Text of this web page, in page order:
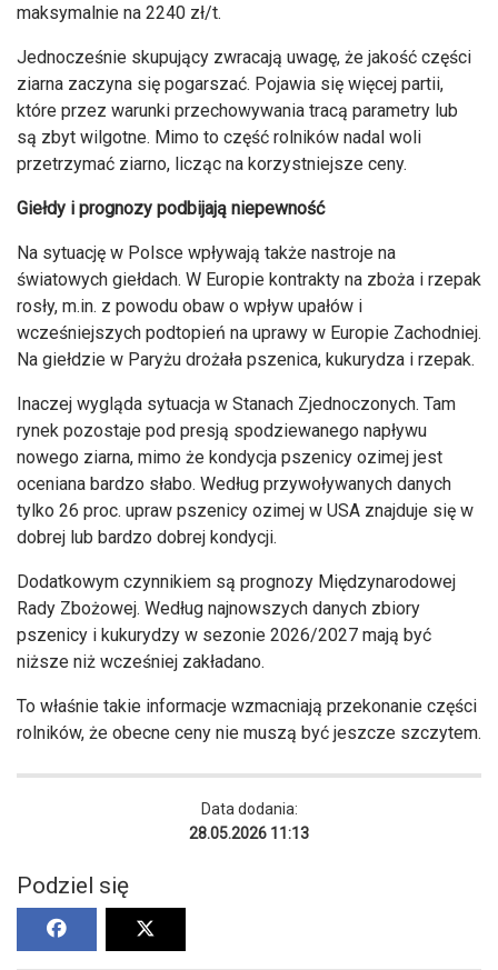
maksymalnie na 2240 zł/t.
Jednocześnie skupujący zwracają uwagę, że jakość części
ziarna zaczyna się pogarszać. Pojawia się więcej partii,
które przez warunki przechowywania tracą parametry lub
są zbyt wilgotne. Mimo to część rolników nadal woli
przetrzymać ziarno, licząc na korzystniejsze ceny.
Giełdy i prognozy podbijają niepewność
Na sytuację w Polsce wpływają także nastroje na
światowych giełdach. W Europie kontrakty na zboża i rzepak
rosły, m.in. z powodu obaw o wpływ upałów i
wcześniejszych podtopień na uprawy w Europie Zachodniej.
Na giełdzie w Paryżu drożała pszenica, kukurydza i rzepak.
Inaczej wygląda sytuacja w Stanach Zjednoczonych. Tam
rynek pozostaje pod presją spodziewanego napływu
nowego ziarna, mimo że kondycja pszenicy ozimej jest
oceniana bardzo słabo. Według przywoływanych danych
tylko 26 proc. upraw pszenicy ozimej w USA znajduje się w
dobrej lub bardzo dobrej kondycji.
Dodatkowym czynnikiem są prognozy Międzynarodowej
Rady Zbożowej. Według najnowszych danych zbiory
pszenicy i kukurydzy w sezonie 2026/2027 mają być
niższe niż wcześniej zakładano.
To właśnie takie informacje wzmacniają przekonanie części
rolników, że obecne ceny nie muszą być jeszcze szczytem.
Data dodania:
28.05.2026 11:13
Podziel się